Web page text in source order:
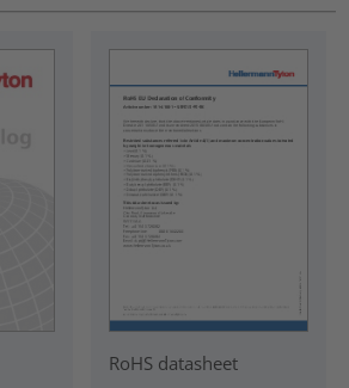
RoHS datasheet